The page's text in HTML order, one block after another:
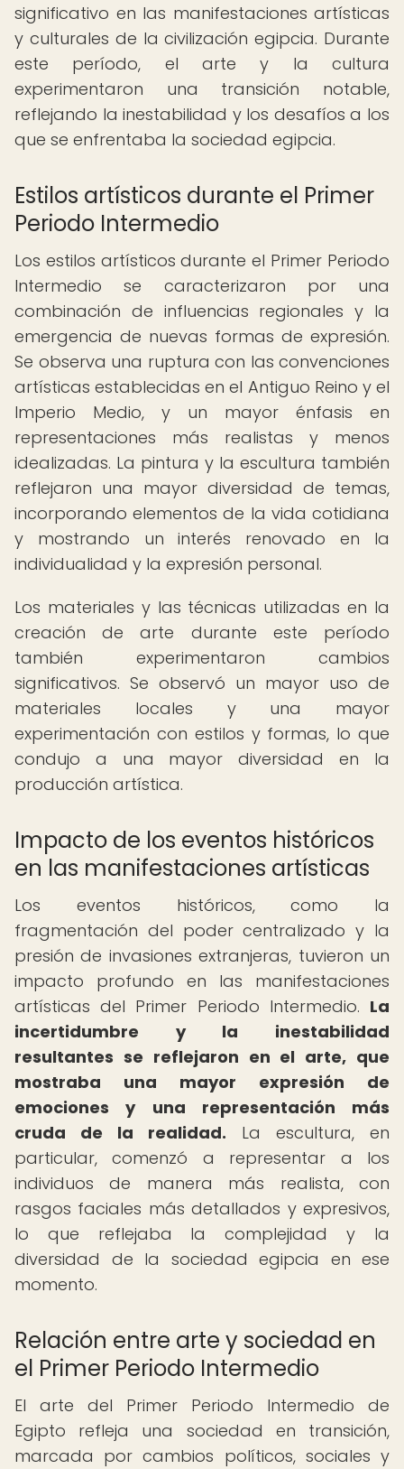
significativo en las manifestaciones artísticas
y culturales de la civilización egipcia. Durante
este período, el arte y la cultura
experimentaron una transición notable,
reflejando la inestabilidad y los desafíos a los
que se enfrentaba la sociedad egipcia.
Estilos artísticos durante el Primer
Periodo Intermedio
Los estilos artísticos durante el Primer Periodo
Intermedio se caracterizaron por una
combinación de influencias regionales y la
emergencia de nuevas formas de expresión.
Se observa una ruptura con las convenciones
artísticas establecidas en el Antiguo Reino y el
Imperio Medio, y un mayor énfasis en
representaciones más realistas y menos
idealizadas. La pintura y la escultura también
reflejaron una mayor diversidad de temas,
incorporando elementos de la vida cotidiana
y mostrando un interés renovado en la
individualidad y la expresión personal.
Los materiales y las técnicas utilizadas en la
creación de arte durante este período
también experimentaron cambios
significativos. Se observó un mayor uso de
materiales locales y una mayor
experimentación con estilos y formas, lo que
condujo a una mayor diversidad en la
producción artística.
Impacto de los eventos históricos
en las manifestaciones artísticas
Los eventos históricos, como la
fragmentación del poder centralizado y la
presión de invasiones extranjeras, tuvieron un
impacto profundo en las manifestaciones
artísticas del Primer Periodo Intermedio. La
incertidumbre y la inestabilidad
resultantes se reflejaron en el arte, que
mostraba una mayor expresión de
emociones y una representación más
cruda de la realidad. La escultura, en
particular, comenzó a representar a los
individuos de manera más realista, con
rasgos faciales más detallados y expresivos,
lo que reflejaba la complejidad y la
diversidad de la sociedad egipcia en ese
momento.
Relación entre arte y sociedad en
el Primer Periodo Intermedio
El arte del Primer Periodo Intermedio de
Egipto refleja una sociedad en transición,
marcada por cambios políticos, sociales y